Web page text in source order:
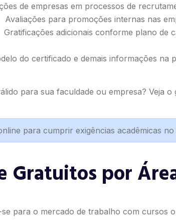
de empresas em processos de
Avaliações para promoções internas nas
Gratificações adicionais conforme plano de
do certificado e demais informações na
para sua faculdade ou empresa? Veja o
para cumprir exigências acadêmicas no
Gratuitos por
para o mercado de trabalho com cursos